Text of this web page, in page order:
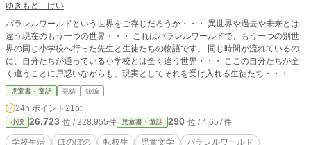
ゆきもと けい
パラレルワールドという世界をご存じだろうか・・・ 異世界や過去や未来とは
違う現在のもう一つの世界・・・ これはパラレルワールドで、もう一つの別世
界の同じ小学校へ行った先生と生徒たちの物語です。 同じ時間が流れているの
に、自分たちが通っている小学校とは全く違う世界・・・ ここの自分たちが全
く違うことに戸惑いながらも、現実としてそれを受け入れる生徒たち・・・ そ
して、元の世界に戻ってきた生徒たちが感じた事とは・・・ 読んで頂けてら幸
いです。
児童書・童話 完結 短編
24h.ポイント 21pt
小説 26,723 位 / 228,955件 児童書・童話 290 位 / 4,657件
学校生活 ほのぼの 転校生 児童文学 パラレルワールド